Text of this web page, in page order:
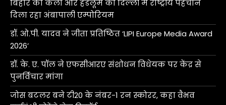
बिहार की कला और हैंडलूम को दिल्ली में राष्ट्रीय पहचान
दिला रहा अंबापाली एम्पोरियम
डॉ. ओ.पी. यादव ने जीता प्रतिष्ठित ‘LIPI Europe Media Award
2026’
डॉ. के. ए. पॉल ने एफसीआरए संशोधन विधेयक पर केंद्र से
पुनर्विचार मांगा
जोस बटलर बने टी20 के नंबर-1 रन स्कोरर, कहा वैभव